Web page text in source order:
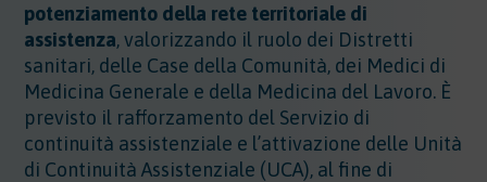
potenziamento della rete territoriale di
assistenza, valorizzando il ruolo dei Distretti
sanitari, delle Case della Comunità, dei Medici di
Medicina Generale e della Medicina del Lavoro. È
previsto il rafforzamento del Servizio di
continuità assistenziale e l’attivazione delle Unità
di Continuità Assistenziale (UCA), al fine di